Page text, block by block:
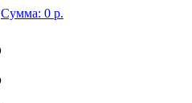
Сумма: 0 р.